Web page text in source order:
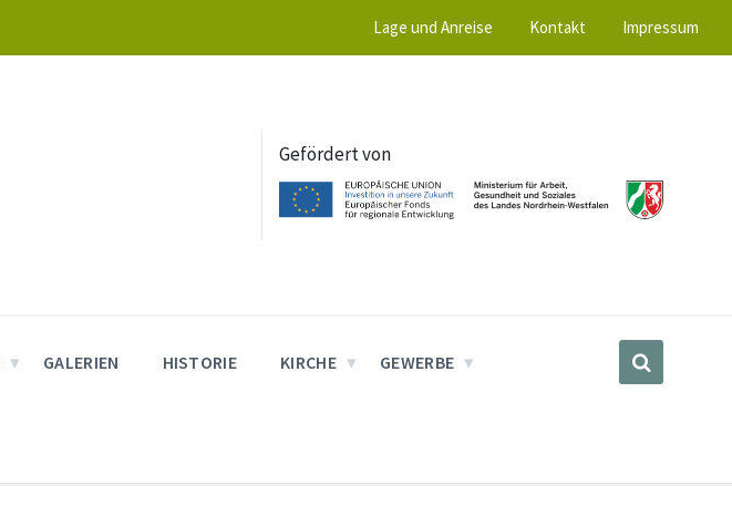
Lage und Anreise Kontakt Impressum
Gefördert von
GALERIEN HISTORIE KIRCHE GEWERBE